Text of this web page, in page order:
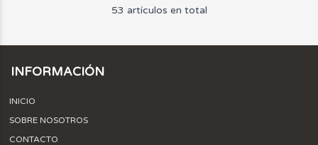
53 artículos en total
INFORMACIÓN
INICIO
SOBRE NOSOTROS
CONTACTO